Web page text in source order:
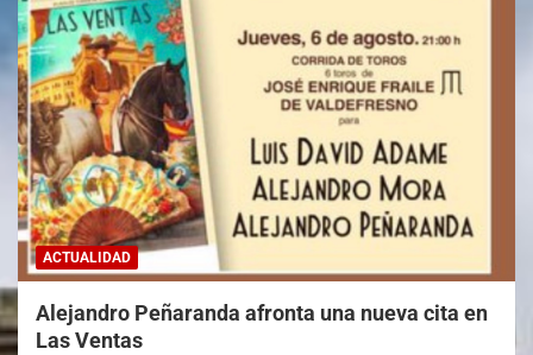
ACTUALIDAD
Alejandro Peñaranda afronta una nueva cita en
Las Ventas